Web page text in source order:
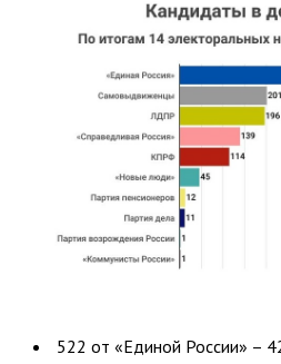
522 от «Единой России» –